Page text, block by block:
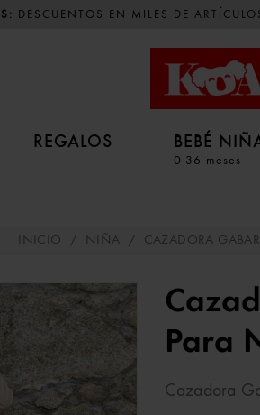
DESCUENTOS EN MILES DE
REGALOS BEBÉ
0-36 meses
INICIO / NIÑA / CAZADORA
Para
Cazadora